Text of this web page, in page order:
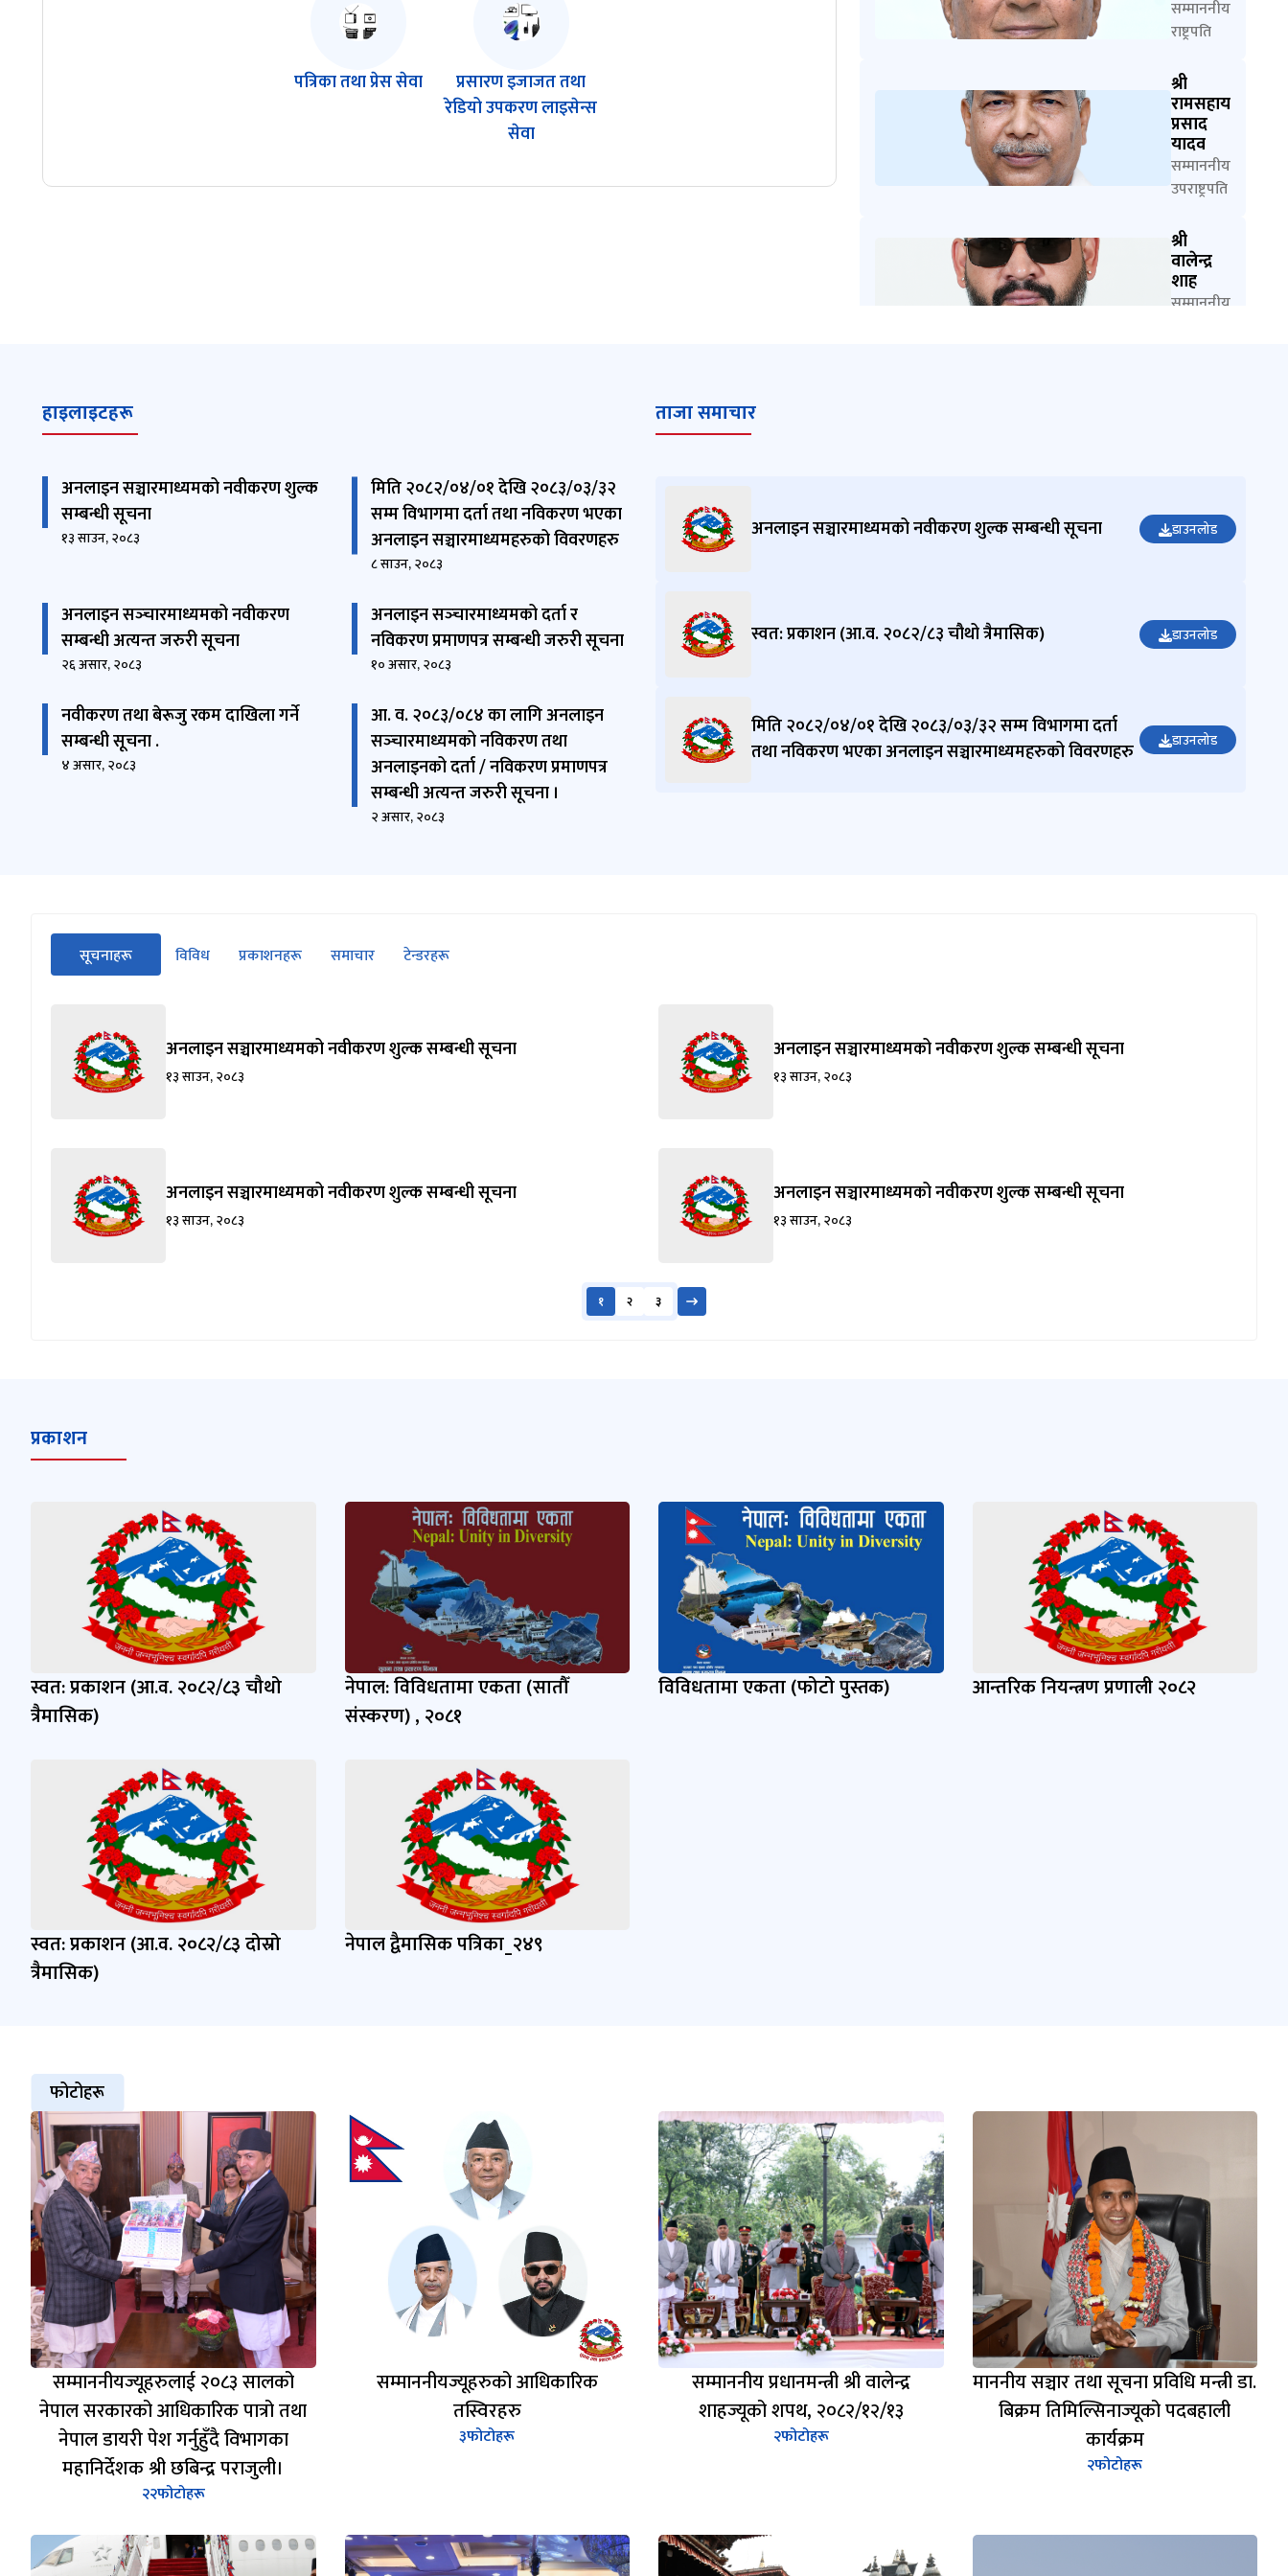
पत्रिका तथा प्रेस सेवा
प्रसारण इजाजत तथा
रेडियो उपकरण लाइसेन्स
सेवा
सम्माननीय
राष्ट्रपति
श्री
रामसहाय
प्रसाद
यादव
सम्माननीय
उपराष्ट्रपति
श्री
वालेन्द्र
शाह
सम्माननीय
पराजुली
महानिर्देशक
श्री मिनकुमार
शर्मा
51351892
min.sharma@n
epal.gov.np
हाइलाइटहरू
अनलाइन सञ्चारमाध्यमको नवीकरण शुल्क
सम्बन्धी सूचना
१३ साउन, २०८३
मिति २०८२/०४/०१ देखि २०८३/०३/३२
सम्म विभागमा दर्ता तथा नविकरण भएका
अनलाइन सञ्चारमाध्यमहरुको विवरणहरु
८ साउन, २०८३
अनलाइन सञ्‍चारमाध्यमको नवीकरण
सम्बन्धी अत्यन्त जरुरी सूचना
२६ असार, २०८३
अनलाइन सञ्‍चारमाध्यमको दर्ता र
नविकरण प्रमाणपत्र सम्बन्धी जरुरी सूचना
१० असार, २०८३
नवीकरण तथा बेरूजु रकम दाखिला गर्ने
सम्बन्धी सूचना .
४ असार, २०८३
आ. व. २०८३/०८४ का लागि अनलाइन
सञ्‍चारमाध्यमको नविकरण तथा
अनलाइनको दर्ता / नविकरण प्रमाणपत्र
सम्बन्धी अत्यन्त जरुरी सूचना ।
२ असार, २०८३
ताजा समाचार
अनलाइन सञ्चारमाध्यमको नवीकरण शुल्क सम्बन्धी सूचना डाउनलोड
स्वत: प्रकाशन (आ.व. २०८२/८३ चौथो त्रैमासिक) डाउनलोड
मिति २०८२/०४/०१ देखि २०८३/०३/३२ सम्म विभागमा दर्ता
तथा नविकरण भएका अनलाइन सञ्चारमाध्यमहरुको विवरणहरु
डाउनलोड
सीधा
पहिलो
जानुहोस्
सूचनाहरू
(सक्रिय ट्याब)
विविध प्रकाशनहरू समाचार टेन्डरहरू
अनलाइन सञ्चारमाध्यमको नवीकरण शुल्क सम्बन्धी सूचना
१३ साउन, २०८३
अनलाइन सञ्चारमाध्यमको नवीकरण शुल्क सम्बन्धी सूचना
१३ साउन, २०८३
अनलाइन सञ्चारमाध्यमको नवीकरण शुल्क सम्बन्धी सूचना
१३ साउन, २०८३
अनलाइन सञ्चारमाध्यमको नवीकरण शुल्क सम्बन्धी सूचना
१३ साउन, २०८३
१ २ ३
प्रकाशन
स्वत: प्रकाशन (आ.व. २०८२/८३ चौथो
त्रैमासिक)
नेपाल: विविधतामा एकता (सातौँ
संस्करण) , २०८१
विविधतामा एकता (फोटो पुस्तक) आन्तरिक नियन्त्रण प्रणाली २०८२
स्वत: प्रकाशन (आ.व. २०८२/८३ दोस्रो
त्रैमासिक)
नेपाल द्वैमासिक पत्रिका_२४९
फोटोहरू
सम्माननीयज्यूहरुलाई २०८३ सालको
नेपाल सरकारको आधिकारिक पात्रो तथा
नेपाल डायरी पेश गर्नुहुँदै विभागका
महानिर्देशक श्री छबिन्द्र पराजुली।
२२फोटोहरू
सम्माननीयज्यूहरुको आधिकारिक
तस्विरहरु
३फोटोहरू
सम्माननीय प्रधानमन्त्री श्री वालेन्द्र
शाहज्यूको शपथ, २०८२/१२/१३
२फोटोहरू
माननीय सञ्चार तथा सूचना प्रविधि मन्त्री डा.
बिक्रम तिमिल्सिनाज्यूको पदबहाली
कार्यक्रम
२फोटोहरू